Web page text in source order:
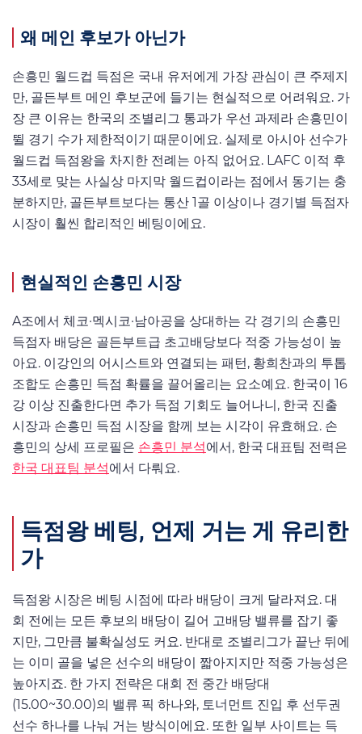
왜 메인 후보가 아닌가
손흥민 월드컵 득점은 국내 유저에게 가장 관심이 큰 주제지
만, 골든부트 메인 후보군에 들기는 현실적으로 어려워요. 가
장 큰 이유는 한국의 조별리그 통과가 우선 과제라 손흥민이
뛸 경기 수가 제한적이기 때문이에요. 실제로 아시아 선수가
월드컵 득점왕을 차지한 전례는 아직 없어요. LAFC 이적 후
33세로 맞는 사실상 마지막 월드컵이라는 점에서 동기는 충
분하지만, 골든부트보다는 통산 1골 이상이나 경기별 득점자
시장이 훨씬 합리적인 베팅이에요.
현실적인 손흥민 시장
A조에서 체코·멕시코·남아공을 상대하는 각 경기의 손흥민
득점자 배당은 골든부트급 초고배당보다 적중 가능성이 높
아요. 이강인의 어시스트와 연결되는 패턴, 황희찬과의 투톱
조합도 손흥민 득점 확률을 끌어올리는 요소예요. 한국이 16
강 이상 진출한다면 추가 득점 기회도 늘어나니, 한국 진출
시장과 손흥민 득점 시장을 함께 보는 시각이 유효해요. 손
흥민의 상세 프로필은 손흥민 분석에서, 한국 대표팀 전력은
한국 대표팀 분석에서 다뤄요.
득점왕 베팅, 언제 거는 게 유리한
가
득점왕 시장은 베팅 시점에 따라 배당이 크게 달라져요. 대
회 전에는 모든 후보의 배당이 길어 고배당 밸류를 잡기 좋
지만, 그만큼 불확실성도 커요. 반대로 조별리그가 끝난 뒤에
는 이미 골을 넣은 선수의 배당이 짧아지지만 적중 가능성은
높아지죠. 한 가지 전략은 대회 전 중간 배당대
(15.00~30.00)의 밸류 픽 하나와, 토너먼트 진입 후 선두권
선수 하나를 나눠 거는 방식이에요. 또한 일부 사이트는 득